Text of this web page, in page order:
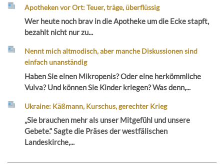
Apotheken vor Ort: Teuer, träge, überflüssig
Wer heute noch brav in die Apotheke um die Ecke stapft,
bezahlt nicht nur zu...
Nennt mich altmodisch, aber manche Diskussionen sind
einfach unanständig
Haben Sie einen Mikropenis? Oder eine herkömmliche
Vulva? Und können Sie Kinder kriegen? Was denn,...
Ukraine: Käßmann, Kurschus, gerechter Krieg
„Sie brauchen mehr als unser Mitgefühl und unsere
Gebete.“ Sagte die Präses der westfälischen
Landeskirche,...